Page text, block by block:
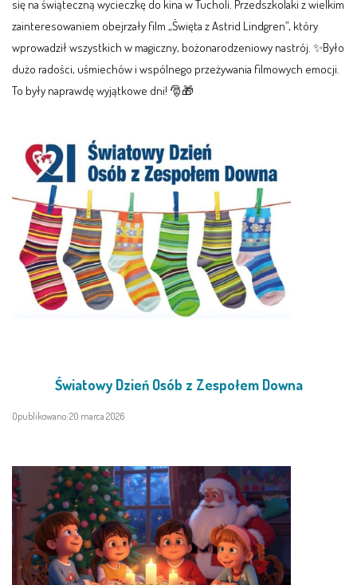
się na świąteczną wycieczkę do kina w Tucholi. Przedszkolaki z wielkim
zainteresowaniem obejrzały film „Święta z Astrid Lindgren”, który
wprowadził wszystkich w magiczny, bożonarodzeniowy nastrój. ✨Było
dużo radości, uśmiechów i wspólnego przeżywania filmowych emocji.
To były naprawdę wyjątkowe dni! 🎅🎁
Światowy Dzień Osób z Zespołem Downa
Opublikowano: 20 marca 2026